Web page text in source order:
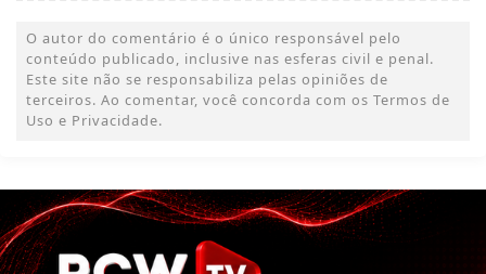
O autor do comentário é o único responsável pelo
conteúdo publicado, inclusive nas esferas civil e penal.
Este site não se responsabiliza pelas opiniões de
terceiros. Ao comentar, você concorda com os Termos de
Uso e Privacidade.